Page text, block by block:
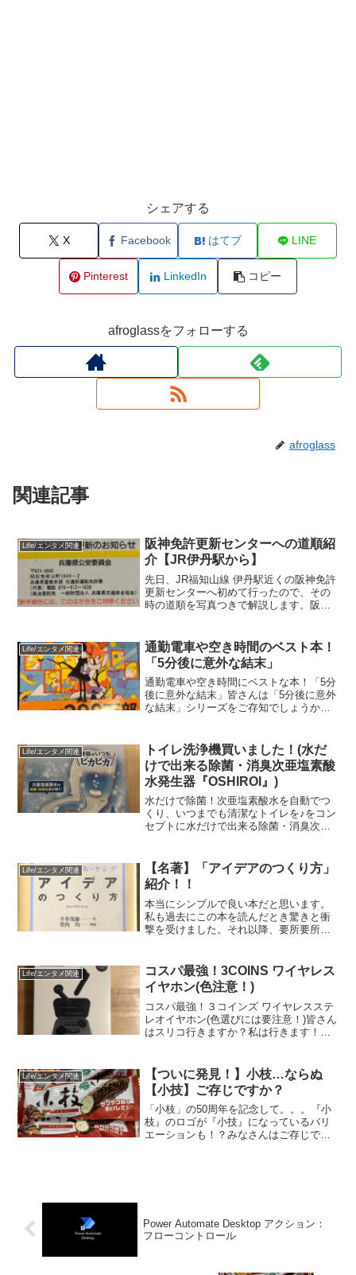
シェアする
X Facebook はてブ LINE
Pinterest LinkedIn コピー
afroglassをフォローする
afroglass
関連記事
Life/エンタメ関連
阪神免許更新センターへの道順紹
介【JR伊丹駅から】
先日、JR福知山線 伊丹駅近くの阪神免許
更新センターへ初めて行ったので、その
時の道順を写真つきで解説します。阪神
２．伊丹駅の改札を出て、指示に従い右
側へ伊丹駅の構...
Life/エンタメ関連
通勤電車や空き時間のベスト本！
「5分後に意外な結末」
通勤電車や空き時間にベストな本！「5分
後に意外な結末」皆さんは「5分後に意外
な結末」シリーズをご存知でしょうか？
ることが多かったのではないでしょう
か？私も本屋さんで見か...
Life/エンタメ関連
トイレ洗浄機買いました！(水だ
けで出来る除菌・消臭次亜塩素酸
水発生器『OSHIROI』)
水だけで除菌！次亜塩素酸水を自動でつ
くり、いつまでも清潔なトイレを♪をコン
セプトに水だけで出来る除菌・消臭次亜
の便器がずっとOh！白い！」なんて書い
てありました。
Life/エンタメ関連
【名著】「アイデアのつくり方」
紹介！！
本当にシンプルで良い本だと思います。
私も過去にこの本を読んだとき驚きと衝
撃を受けました。それ以降、要所要所で
本が目に入ったので思い出しながらこの
記事を書いています。
Life/エンタメ関連
コスパ最強！3COINS ワイヤレス
イヤホン(色注意！)
コスパ最強！３コインズ ワイヤレスステ
レオイヤホン(色選びには要注意！)皆さん
はスリコ行きますか？私は行きます！笑
決めてます。（^^;最近、以前に購入した
ワイヤレスの...
Life/エンタメ関連
【ついに発見！】小枝…ならぬ
【小技】ご存じですか？
「小枝」の50周年を記念して。。。『小
枝』のロゴが『小技』になっているバリ
エーションも！？みなさんはご存じでし
Power Automate Desktop アクション：
フローコントロール